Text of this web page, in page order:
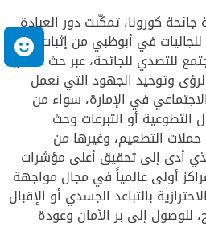
كورونا، تمكّنت دور العبادة
للجاليات في أبوظبي من إثبات
للتصدي للجائحة، عبر حث الناس
وتوحيد الجهود التي نعمل
في الإمارة، سواء من
التطوعية أو التبرعات وحث
التطعيم، وغيرها من
الذي أدى إلى تحقيق أعلى مؤشرات
أولى عالمياً في مجال مواجهة
بالتباعد الجسدي أو الإقبال
للوصول إلى بر الأمان وعودة